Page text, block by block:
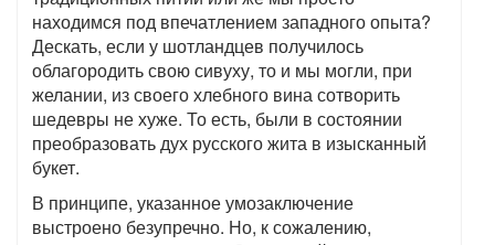
находимся под впечатлением западного опыта?
Дескать, если у шотландцев получилось
облагородить свою сивуху, то и мы могли, при
желании, из своего хлебного вина сотворить
шедевры не хуже. То есть, были в состоянии
преобразовать дух русского жита в изысканный
букет.
В принципе, указанное умозаключение
выстроено безупречно. Но, к сожалению,